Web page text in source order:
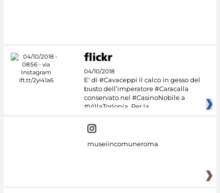
04/10/2018
E' di #Cavaceppi il calco in gesso del
busto dell’imperatore #Caracalla
conservato nel #CasinoNobile a
#VillaTorlonia. Per la
museiincomuneroma